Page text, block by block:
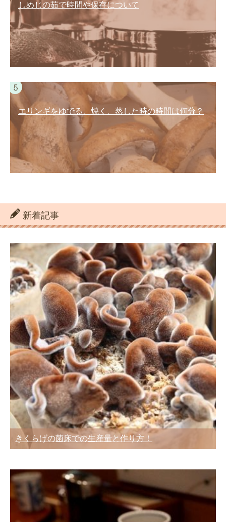
しめじの茹で時間や保存について
エリンギをゆでる、焼く、蒸した時の時間は何分？
新着記事
きくらげの菌床での生産量と作り方！